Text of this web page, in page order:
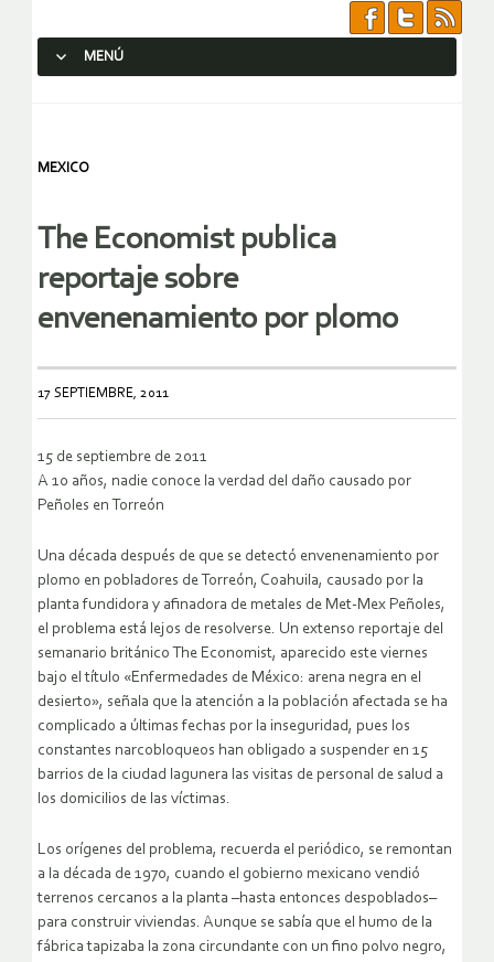
MENÚ
MEXICO
The Economist publica
reportaje sobre
envenenamiento por plomo
17 SEPTIEMBRE, 2011
15 de septiembre de 2011
A 10 años, nadie conoce la verdad del daño causado por
Peñoles en Torreón
Una década después de que se detectó envenenamiento por
plomo en pobladores de Torreón, Coahuila, causado por la
planta fundidora y afinadora de metales de Met-Mex Peñoles,
el problema está lejos de resolverse. Un extenso reportaje del
semanario británico The Economist, aparecido este viernes
bajo el título «Enfermedades de México: arena negra en el
desierto», señala que la atención a la población afectada se ha
complicado a últimas fechas por la inseguridad, pues los
constantes narcobloqueos han obligado a suspender en 15
barrios de la ciudad lagunera las visitas de personal de salud a
los domicilios de las víctimas.
Los orígenes del problema, recuerda el periódico, se remontan
a la década de 1970, cuando el gobierno mexicano vendió
terrenos cercanos a la planta –hasta entonces despoblados–
para construir viviendas. Aunque se sabía que el humo de la
fábrica tapizaba la zona circundante con un fino polvo negro,